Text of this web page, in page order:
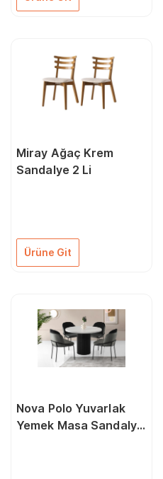
Miray Ağaç Krem
Sandalye 2 Li
Ürüne Git
Nova Polo Yuvarlak
Yemek Masa Sandalye